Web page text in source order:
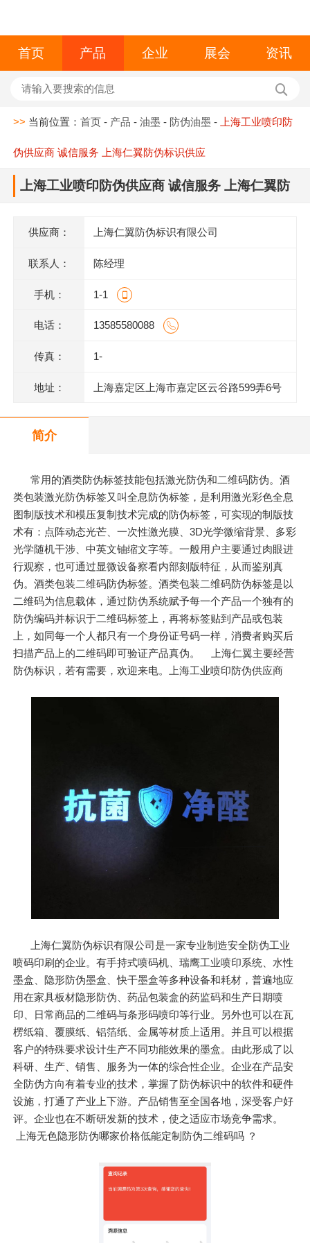
首页 产品 企业 展会 资讯
>> 当前位置：首页 - 产品 -油墨 - 防伪油墨 - 上海工业喷印防
伪供应商 诚信服务 上海仁翼防伪标识供应
上海工业喷印防伪供应商 诚信服务 上海仁翼防
供应商： 上海仁翼防伪标识有限公司
联系人： 陈经理
手机： 1-1
电话： 13585580088
传真： 1-
地址： 上海嘉定区上海市嘉定区云谷路599弄6号
简介
常用的酒类防伪标签技能包括激光防伪和二维码防伪。酒
类包装激光防伪标签又叫全息防伪标签，是利用激光彩色全息
图制版技术和模压复制技术完成的防伪标签，可实现的制版技
术有：点阵动态光芒、一次性激光膜、3D光学微缩背景、多彩
光学随机干涉、中英文铀缩文字等。一般用户主要通过肉眼进
行观察，也可通过显微设备察看内部刻版特征，从而鉴别真
伪。酒类包装二维码防伪标签。酒类包装二维码防伪标签是以
二维码为信息载体，通过防伪系统赋予每一个产品一个独有的
防伪编码并标识于二维码标签上，再将标签贴到产品或包装
上，如同每一个人都只有一个身份证号码一样，消费者购买后
扫描产品上的二维码即可验证产品真伪。 上海仁翼主要经营
防伪标识，若有需要，欢迎来电。上海工业喷印防伪供应商
上海仁翼防伪标识有限公司是一家专业制造安全防伪工业
喷码印刷的企业。有手持式喷码机、瑞鹰工业喷印系统、水性
墨盒、隐形防伪墨盒、快干墨盒等多种设备和耗材，普遍地应
用在家具板材隐形防伪、药品包装盒的药监码和生产日期喷
印、日常商品的二维码与条形码喷印等行业。另外也可以在瓦
楞纸箱、覆膜纸、铝箔纸、金属等材质上适用。并且可以根据
客户的特殊要求设计生产不同功能效果的墨盒。由此形成了以
科研、生产、销售、服务为一体的综合性企业。企业在产品安
全防伪方向有着专业的技术，掌握了防伪标识中的软件和硬件
设施，打通了产业上下游。产品销售至全国各地，深受客户好
评。企业也在不断研发新的技术，使之适应市场竞争需求。
上海无色隐形防伪哪家价格低能定制防伪二维码吗 ？